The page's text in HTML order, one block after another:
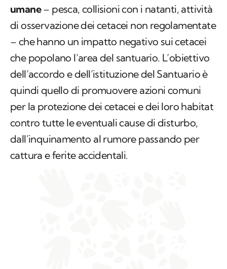
umane– pesca, collisioni con i natanti, attività
di osservazione dei cetacei non regolamentate
– che hanno un impatto negativo sui cetacei
che popolano l’area del santuario. L’obiettivo
dell’accordo e dell’istituzione del Santuario è
quindi quello di promuovere azioni comuni
per la protezione dei cetacei e dei loro habitat
contro tutte le eventuali cause di disturbo,
dall’inquinamento al rumore passando per
cattura e ferite accidentali.